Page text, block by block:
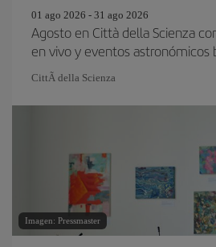
01 ago 2026 - 31 ago 2026
Agosto en Città della Scienza
en vivo y eventos astronómicos
CittÃ della Scienza
Imagen: Pressmaster